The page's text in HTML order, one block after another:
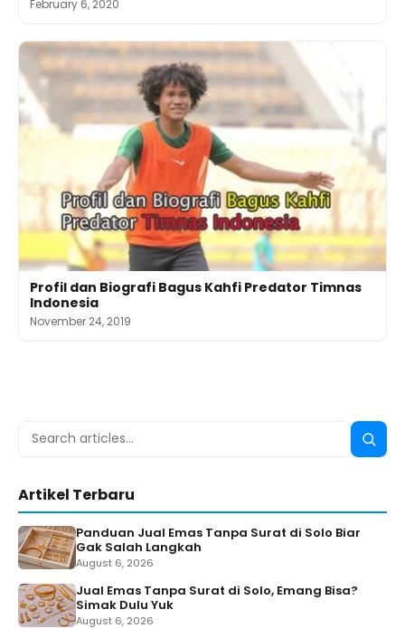
February 6, 2020
Profil dan Biografi Bagus Kahfi Predator Timnas
Indonesia
November 24, 2019
Search
Search
Artikel Terbaru
Panduan Jual Emas Tanpa Surat di Solo Biar
Gak Salah Langkah
August 6, 2026
Jual Emas Tanpa Surat di Solo, Emang Bisa?
Simak Dulu Yuk
August 6, 2026